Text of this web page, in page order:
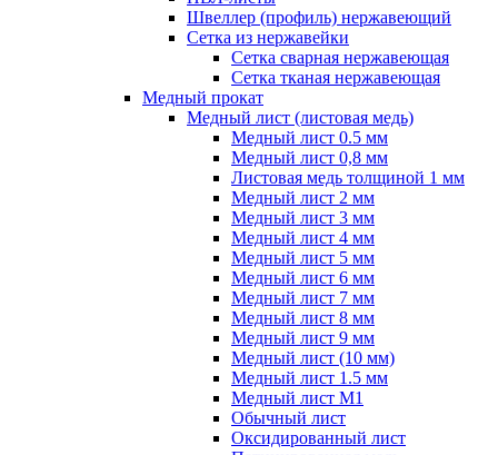
Швеллер (профиль) нержавеющий
Сетка из нержавейки
Сетка сварная нержавеющая
Сетка тканая нержавеющая
Медный прокат
Медный лист (листовая медь)
Медный лист 0.5 мм
Медный лист 0,8 мм
Листовая медь толщиной 1 мм
Медный лист 2 мм
Медный лист 3 мм
Медный лист 4 мм
Медный лист 5 мм
Медный лист 6 мм
Медный лист 7 мм
Медный лист 8 мм
Медный лист 9 мм
Медный лист (10 мм)
Медный лист 1.5 мм
Медный лист М1
Обычный лист
Оксидированный лист